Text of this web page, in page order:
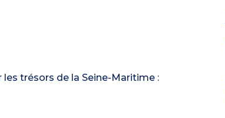
trésors de la Seine-Maritime :